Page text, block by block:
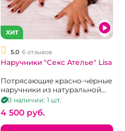
ХИТ
5.0 6 отзывов
Наручники "Секс Ателье" Lisa
Потрясающие красно-чёрные
наручники из натуральной
кожи
В наличии: 1 шт.
4 500 pуб.